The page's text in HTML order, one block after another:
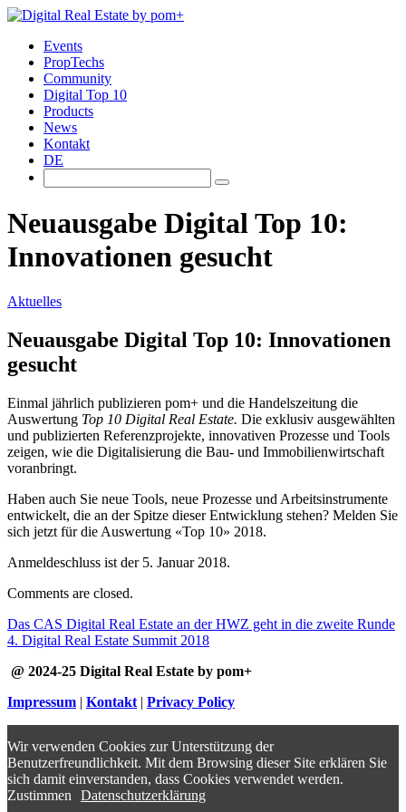
Events
PropTechs
Community
Digital Top 10
Products
News
Kontakt
DE
Neuausgabe Digital Top 10:
Innovationen gesucht
Aktuelles
Neuausgabe Digital Top 10: Innovationen
gesucht
Einmal jährlich publizieren pom+ und die Handelszeitung die
Auswertung Top 10 Digital Real Estate. Die exklusiv ausgewählten
und publizierten Referenzprojekte, innovativen Prozesse und Tools
zeigen, wie die Digitalisierung die Bau- und Immobilienwirtschaft
voranbringt.
Haben auch Sie neue Tools, neue Prozesse und Arbeitsinstrumente
entwickelt, die an der Spitze dieser Entwicklung stehen? Melden Sie
sich jetzt für die Auswertung «Top 10» 2018.
Anmeldeschluss ist der 5. Januar 2018.
Comments are closed.
Das CAS Digital Real Estate an der HWZ geht in die zweite Runde
4. Digital Real Estate Summit 2018
@ 2024-25 Digital Real Estate by pom+
Impressum | Kontakt | Privacy Policy
Wir verwenden Cookies zur Unterstützung der
Benutzerfreundlichkeit. Mit dem Browsing dieser Site erklären Sie
sich damit einverstanden, dass Cookies verwendet werden.
Zustimmen
Datenschutzerklärung